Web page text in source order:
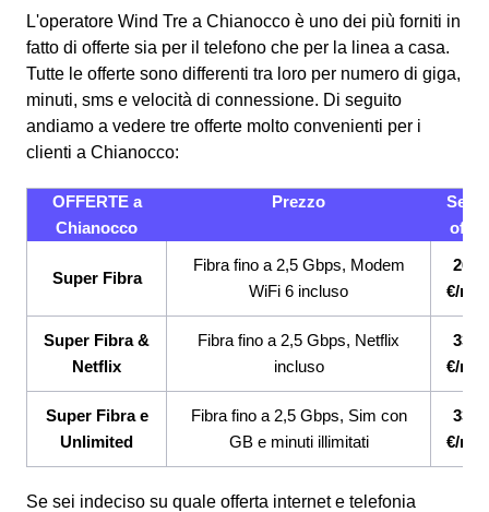
L'operatore Wind Tre a Chianocco è uno dei più forniti in
fatto di offerte sia per il telefono che per la linea a casa.
Tutte le offerte sono differenti tra loro per numero di giga,
minuti, sms e velocità di connessione. Di seguito
andiamo a vedere tre offerte molto convenienti per i
clienti a Chianocco:
OFFERTE a
Chianocco
Prezzo
Super Fibra
Fibra fino a 2,5 Gbps, Modem
WiFi 6 incluso
€/
Super Fibra &
Netflix
Fibra fino a 2,5 Gbps, Netflix
incluso
€/
Super Fibra e
Unlimited
Fibra fino a 2,5 Gbps, Sim con
GB e minuti illimitati
€/
Se sei indeciso su quale offerta internet e telefonia